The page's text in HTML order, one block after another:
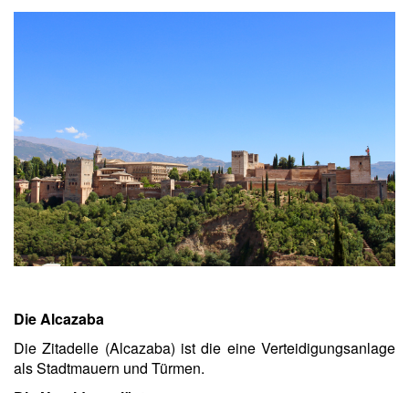
Die Alcazaba
Die Zitadelle (Alcazaba) ist die eine Verteidigungsanlage
als Stadtmauern und Türmen.